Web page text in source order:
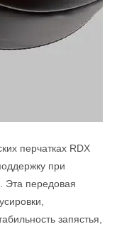
перчатках RDX
при
Эта передовая
запястья,